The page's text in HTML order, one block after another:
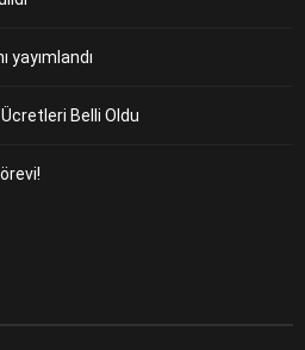
yayımlandı
Ücretleri Belli Oldu